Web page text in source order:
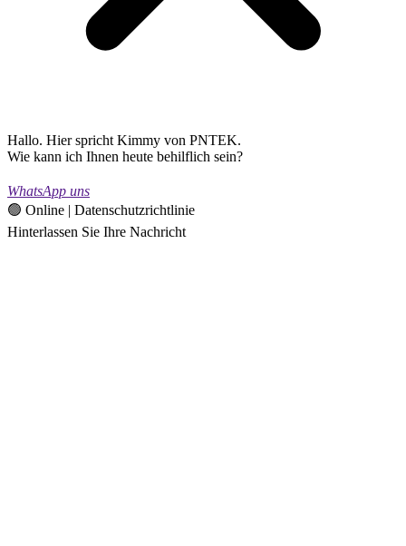
Hallo. Hier spricht Kimmy von PNTEK.
Wie kann ich Ihnen heute behilflich sein?
WhatsApp uns
🟢 Online | Datenschutzrichtlinie
Hinterlassen Sie Ihre Nachricht